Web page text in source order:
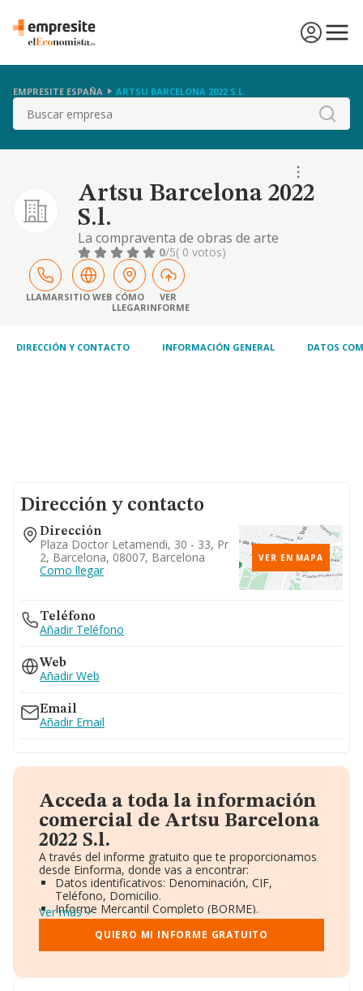
EMPRESITE ESPAÑA ARTSU BARCELONA 2022 S.L.
Buscar
Artsu Barcelona 2022
S.l.
La compraventa de obras de arte
0/5( 0 votos)
LLAMARSITIO WEB CÓMO
LLEGAR
VER
INFORME
DIRECCIÓN Y CONTACTO INFORMACIÓN GENERAL DATOS
Dirección y contacto
Dirección
Plaza Doctor Letamendi, 30 - 33, Pr
2, Barcelona, 08007, Barcelona
Como llegar
VER EN MAPA
Teléfono
Añadir Teléfono
Web
Añadir Web
Email
Añadir Email
Acceda a toda la información
comercial de Artsu Barcelona
2022 S.l.
A través del informe gratuito que te proporcionamos
desde Einforma, donde vas a encontrar:
Datos identificativos: Denominación, CIF,
Teléfono, Domicilio.
Informe Mercantil Completo (BORME).
Gráficos de Evolución Ventas y Empleados.
Consejo de Administración y Administradores.
Directivos y Ejecutivos.
Ver más
QUIERO MI INFORME GRATUITO